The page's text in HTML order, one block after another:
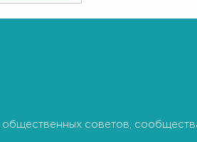
советов,